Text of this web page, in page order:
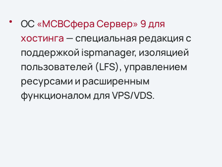
ОС«МСВСфера Сервер» 9 для
хостинга — специальная редакция с
поддержкой ispmanager, изоляцией
пользователей (LFS), управлением
ресурсами и расширенным
функционалом для VPS/VDS.